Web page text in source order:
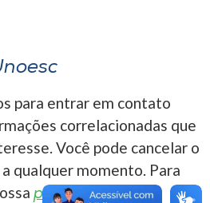
para entrar em contato
correlacionadas que
Você pode cancelar o
qualquer momento. Para
política de